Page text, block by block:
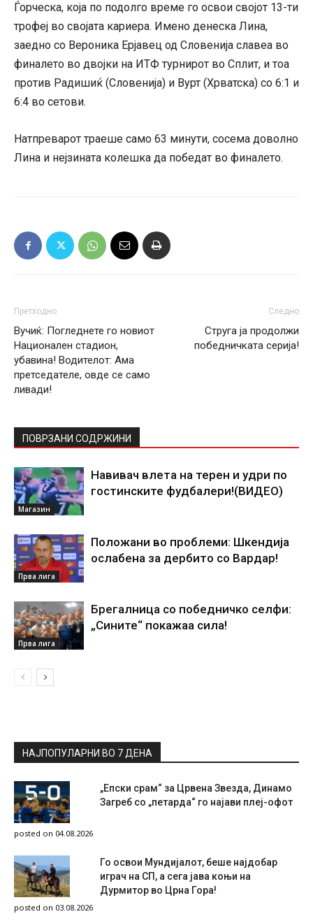
Ѓорческа, која по подолго време го освои својот 13-ти
трофеј во својата кариера. Имено денеска Лина,
заедно со Вероника Ерјавец од Словенија славеа во
финалето во двојки на ИТФ турнирот во Сплит, и тоа
против Радишиќ (Словенија) и Вурт (Хрватска) со 6:1 и
6:4 во сетови.
Натпреварот траеше само 63 минути, сосема доволно
Лина и нејзината колешка да победат во финалето.
Претходно
Вучиќ: Погледнете го новиот
Национален стадион,
убавина! Водителот: Ама
претседателе, овде се само
ливади!
Следно
Струга ја продолжи
победничката серија!
ПОВРЗАНИ СОДРЖИНИ
Магазин
Навивач влета на терен и удри по
гостинските фудбалери!(ВИДЕО)
Прва лига
Положани во проблеми: Шкендија
ослабена за дербито со Вардар!
Прва лига
Брегалница со победничко селфи:
„Сините“ покажаа сила!
НАЈПОПУЛАРНИ ВО 7 ДЕНА
„Епски срам“ за Црвена Звезда, Динамо
Загреб со „петарда“ го најави плеј-офот
posted on 04.08.2026
Го освои Мундијалот, беше најдобар
играч на СП, а сега јава коњи на
Дурмитор во Црна Гора!
posted on 03.08.2026